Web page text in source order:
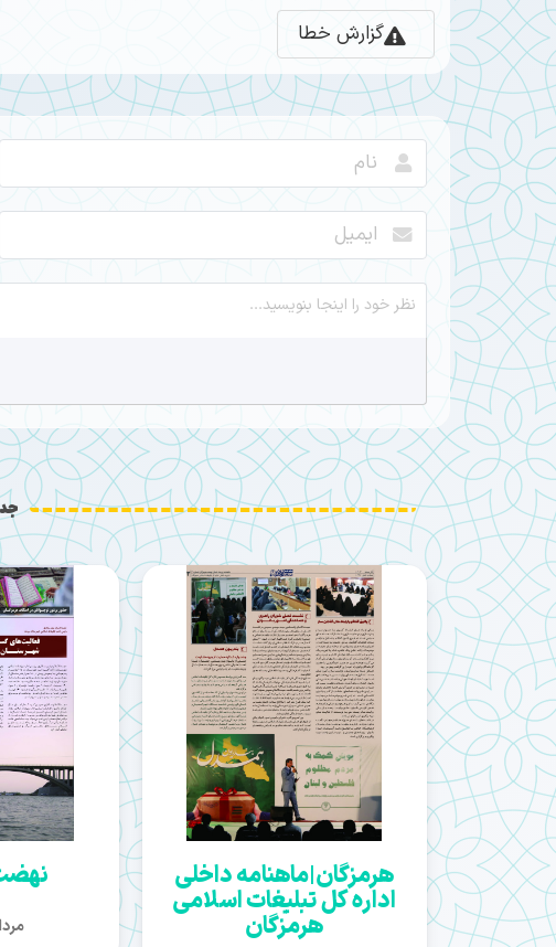
گزارش خطا
مرداد
هرمزگان|ماهنامه داخلی
اداره کل تبلیغات اسلامی
هرمزگان